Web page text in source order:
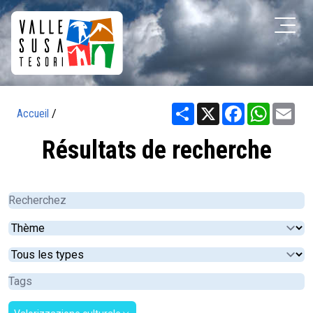
Accueil / Share X Facebook
Résultats de recherche